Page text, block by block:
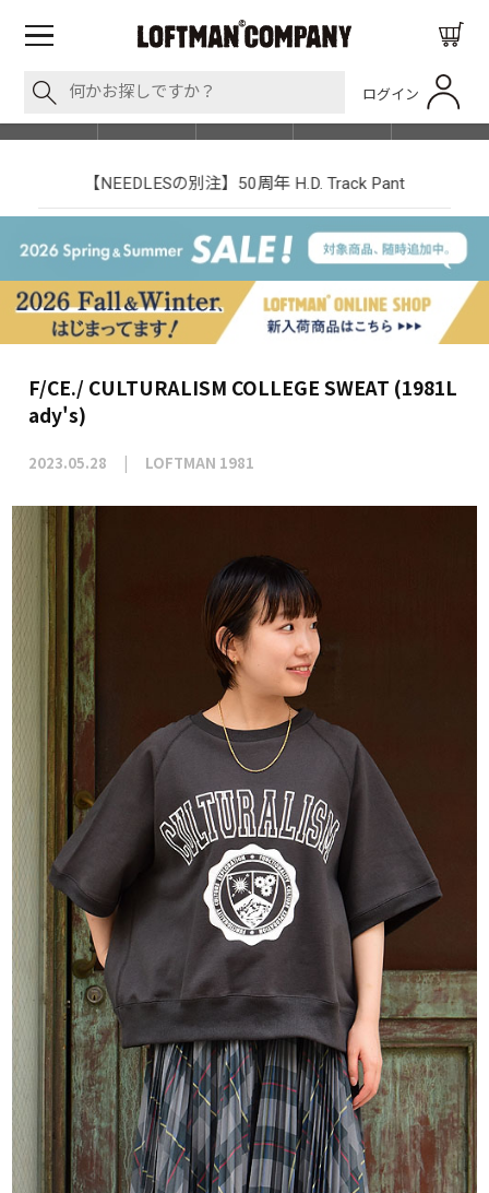
ログイン
SHOP LIST
【NEEDLESの別注】50周年 H.D. Track Pant
F/CE./ CULTURALISM COLLEGE SWEAT (1981L
ady's)
2023.05.28 LOFTMAN 1981